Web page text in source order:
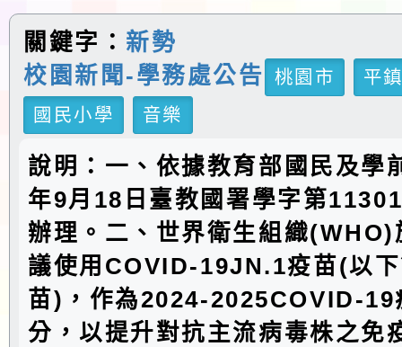
關鍵字： 新勢
校園新聞-學務處公告
桃園市
平
國民小學
音樂
說明：一、依據教育部國民及學
年9月18日臺教國署學字第
辦理。二、世界衛生組織(WHO)
議使用COVID-19JN.1疫苗(以
苗)，作為2024-2025COVID-19
分，以提升對抗主流病毒株之免